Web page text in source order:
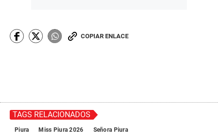
COPIAR ENLACE
TAGS RELACIONADOS
Piura Miss Piura 2026
Señora Piura